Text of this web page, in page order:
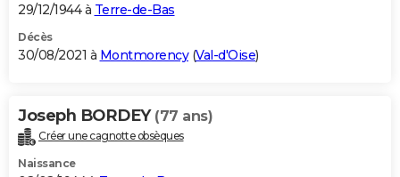
29/12/1944 à Terre-de-Bas
Décès
30/08/2021 à Montmorency(Val-d'Oise)
Joseph BORDEY (77 ans)
Créer une cagnotte obsèques
Naissance